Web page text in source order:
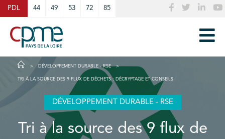
PDL 44 49 53 72 85
DÉVELOPPEMENT DURABLE - RSE
TRI À LA SOURCE DES 9 FLUX DE DÉCHETS : DÉCRYPTAGE ET CONSEILS
DÉVELOPPEMENT DURABLE - RSE
Tri à la source des 9 flux de
Cookies management panel